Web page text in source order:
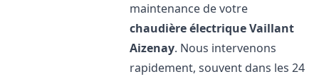
maintenance de votre
chaudière électrique Vaillant
Aizenay. Nous intervenons
rapidement, souvent dans les 24